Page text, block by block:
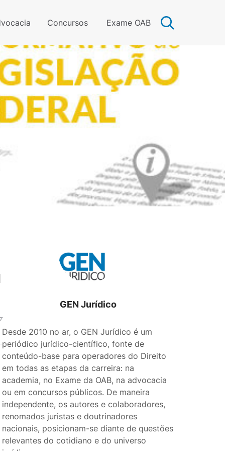
Concursos Exame OAB
GEN Jurídico
Desde 2010 no ar, o GEN Jurídico é um
periódico jurídico-científico, fonte de
conteúdo-base para operadores do Direito
em todas as etapas da carreira: na
academia, no Exame da OAB, na advocacia
ou em concursos públicos. De maneira
independente, os autores e colaboradores,
renomados juristas e doutrinadores
nacionais, posicionam-se diante de questões
relevantes do cotidiano e do universo